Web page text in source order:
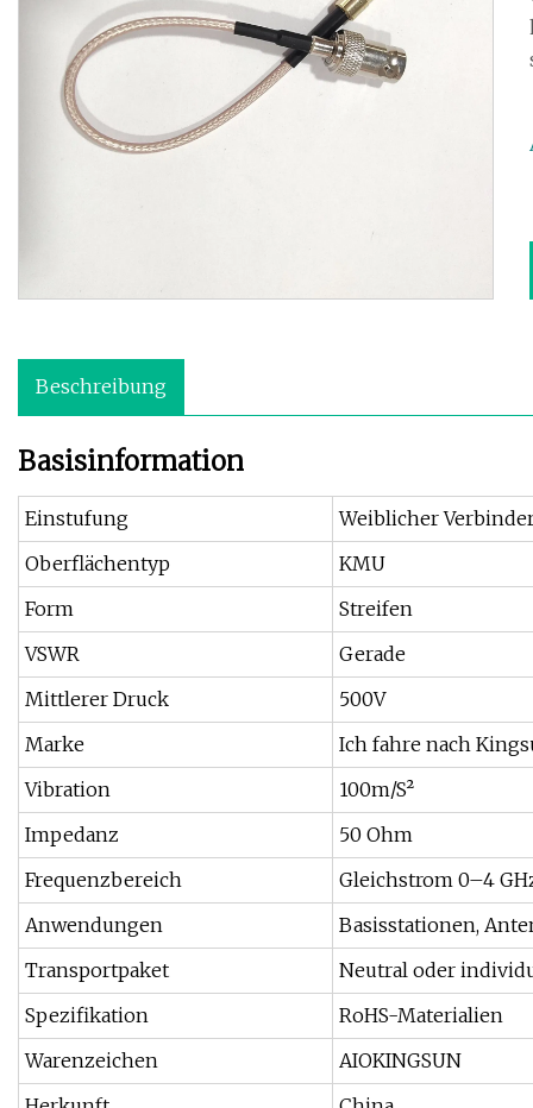
Beschreibung
Basisinformation
Einstufung
Weiblicher
Oberflächentyp
KMU
Form
Streifen
VSWR
Gerade
Mittlerer Druck
500V
Marke
Ich fahre nach
Vibration
100m/S²
Impedanz
50 Ohm
Frequenzbereich
Gleichstrom 0–4
Anwendungen
Basisstationen,
Transportpaket
Neutral oder
Spezifikation
RoHS-Materialien
Warenzeichen
AIOKINGSUN